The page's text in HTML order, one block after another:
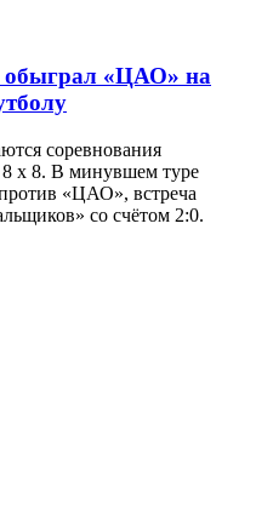
обыграл «ЦАО» на
соревнования
8 х 8. В минувшем туре
«ЦАО», встреча
со счётом 2:0.